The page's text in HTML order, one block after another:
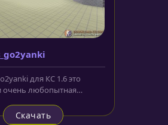
для КС 1.6 это
очень любопытная
Скачать